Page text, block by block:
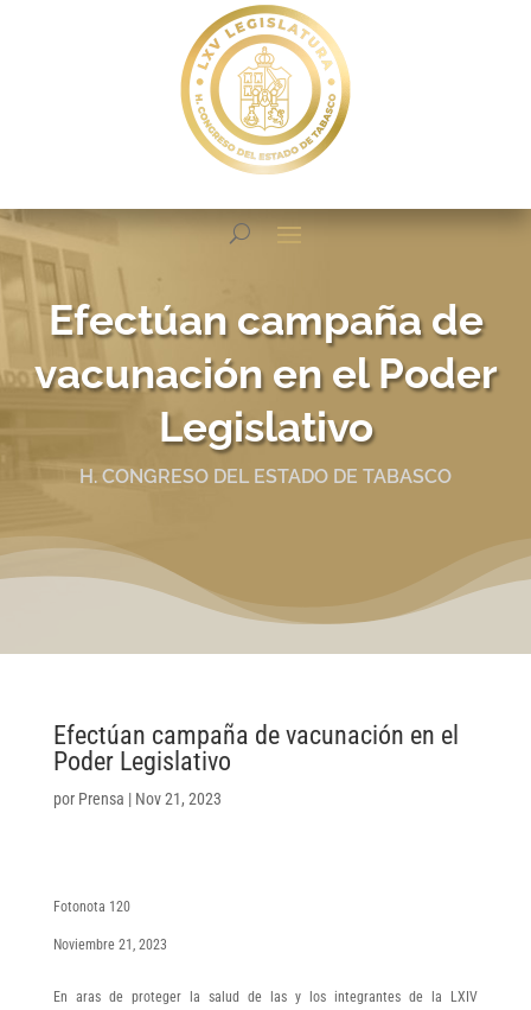
Efectúan campaña de
vacunación en el Poder
Legislativo
H. CONGRESO DEL ESTADO DE TABASCO
Efectúan campaña de vacunación en el
Poder Legislativo
por Prensa | Nov 21, 2023
Fotonota 120
Noviembre 21, 2023
En aras de proteger la salud de las y los integrantes de la LXIV